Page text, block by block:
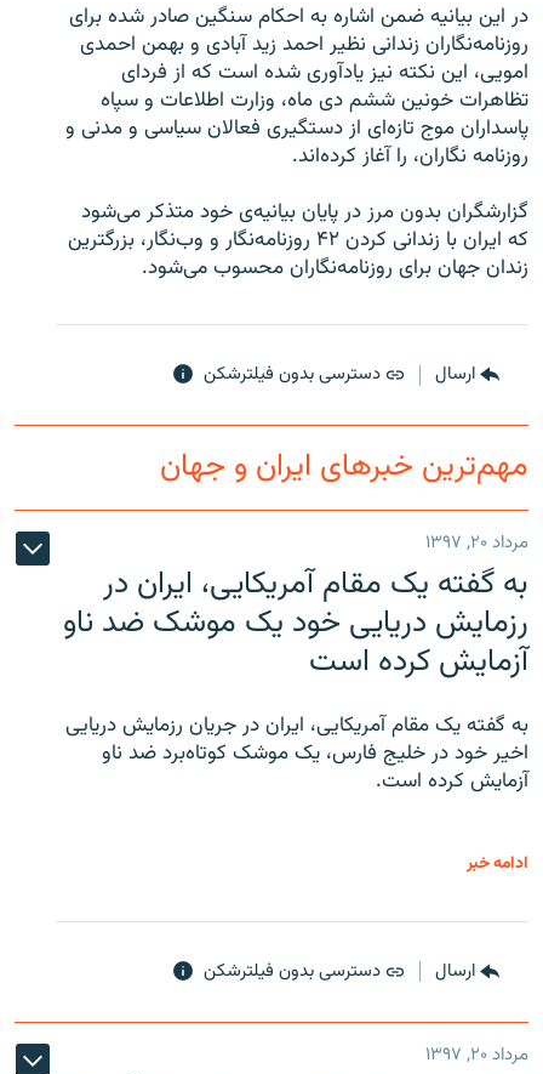
زبان‌های دیگر
در اين بيانيه ضمن اشاره به احکام سنگين صادر شده برای
روزنامه‌نگاران زندانی نظير احمد زيد آبادی و بهمن احمدی
امويی، اين نکته نيز يادآوری شده است که از فردای
تظاهرات خونين ششم دی ماه، وزارت اطلاعات و سپاه
پاسداران موج تازه‌ای از دستگيری فعالان سياسی و مدنی و
روزنامه نگاران، را آغاز کرده‌اند.
گزارشگران بدون مرز در پايان بيانيه‌ی خود متذکر می‌شود
که ايران با زندانی کردن ۴۲ روزنامه‌نگار و وب‌نگار، بزرگترين
زندان جهان برای روزنامه‌نگاران محسوب می‌شود.
ارسال دسترسی بدون فیلترشکن
مهم‌ترین خبرهای ایران و جهان
مرداد ۲۰, ۱۳۹۷
به گفته یک مقام آمریکایی، ایران در
رزمایش دریایی خود یک موشک ضد ناو
آزمایش کرده است
به گفته یک مقام آمریکایی، ایران در جریان رزمایش دریایی
اخیر خود در خلیج فارس، یک موشک کوتاه‌برد ضد ناو
آزمایش کرده است.
ادامه خبر
ارسال دسترسی بدون فیلترشکن
مرداد ۲۰, ۱۳۹۷